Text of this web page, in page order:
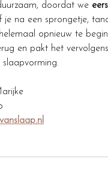
doordat we
je na een sprongetje,
opnieuw te
en pakt het